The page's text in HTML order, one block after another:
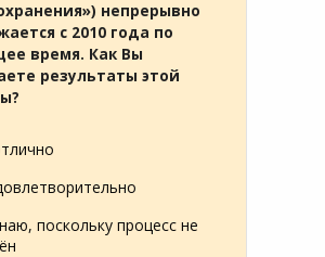
непрерывно
с 2010 года по
время. Как Вы
результаты этой
поскольку процесс не